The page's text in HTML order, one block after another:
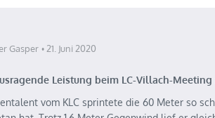
Gasper 21. Juni 2020
Leistung beim LC-Villach-
vom KLC sprintete die 60 Meter so